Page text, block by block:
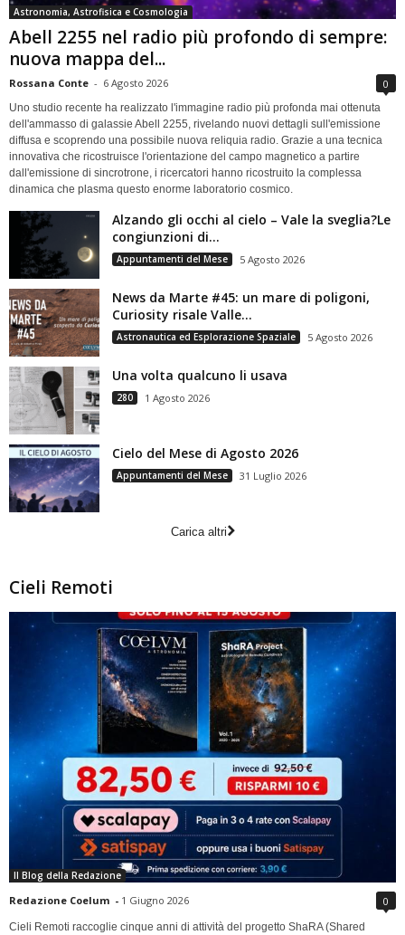
Astronomia, Astrofisica e Cosmologia
Abell 2255 nel radio più profondo di sempre:
nuova mappa del...
Rossana Conte - 6 Agosto 2026 0
Uno studio recente ha realizzato l'immagine radio più profonda mai ottenuta
dell'ammasso di galassie Abell 2255, rivelando nuovi dettagli sull'emissione
diffusa e scoprendo una possibile nuova reliquia radio. Grazie a una tecnica
innovativa che ricostruisce l'orientazione del campo magnetico a partire
dall'emissione di sincrotrone, i ricercatori hanno ricostruito la complessa
dinamica che plasma questo enorme laboratorio cosmico.
Alzando gli occhi al cielo – Vale la sveglia?Le
congiunzioni di...
Appuntamenti del Mese 5 Agosto 2026
News da Marte #45: un mare di poligoni,
Curiosity risale Valle...
Astronautica ed Esplorazione Spaziale 5 Agosto 2026
Una volta qualcuno li usava
280 1 Agosto 2026
Cielo del Mese di Agosto 2026
Appuntamenti del Mese 31 Luglio 2026
Carica altri
Cieli Remoti
Il Blog della Redazione
Redazione Coelum - 1 Giugno 2026 0
Cieli Remoti raccoglie cinque anni di attività del progetto ShaRA (Shared